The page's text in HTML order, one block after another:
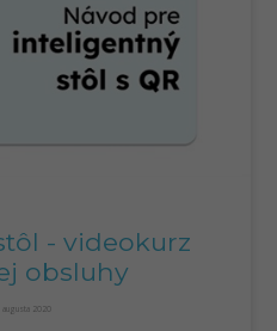
- videokurz
obsluhy
augusta 2020